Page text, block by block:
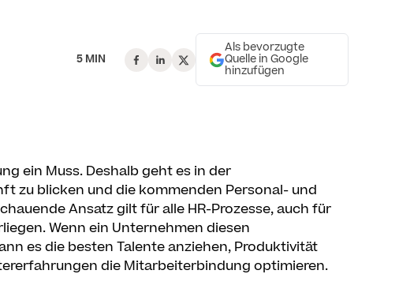
5 MIN
Als bevorzugte
Quelle in Google
hinzufügen
ein Muss. Deshalb geht es in der
zu blicken und die kommenden Personal- und
Ansatz gilt für alle HR-Prozesse, auch für
Wenn ein Unternehmen diesen
es die besten Talente anziehen, Produktivität
die Mitarbeiterbindung optimieren.